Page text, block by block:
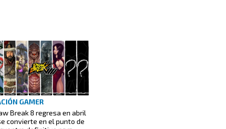
GAMER
Break 8 regresa en abril
convierte en el punto de